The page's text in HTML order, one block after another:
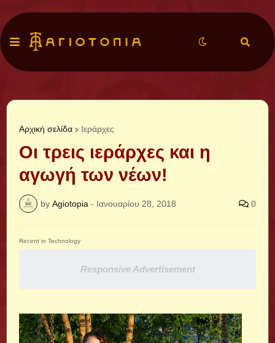
Αρχική σελίδα Ιεράρχες
Οι τρεις ιεράρχες και η
αγωγή των νέων!
by Agiotopia - Ιανουαρίου 28, 2018 0
Recent in Technology
Responsive Advertisement